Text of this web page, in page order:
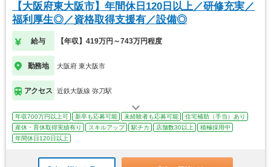
【大阪府東大阪市】年間休日120日以上／研修充実／
福利厚生◎／資格取得支援有／設備◎
給与 【年収】419万円～743万円程度
勤務地 大阪府 東大阪市
アクセス 近鉄大阪線 弥刀駅
年収700万円以上可 新卒も応募可能 未経験者も応募可能
住宅補助（手当）あり
産休・育休取得実績有り
スキルアップ 駅チカ 店舗数30以上
積極採用中
年間休日120日以上